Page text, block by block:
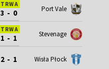
TRWA
3 - 0 Port Vale
TRWA
1 - 1 Stevenage
2 - 1 Wisła Płock